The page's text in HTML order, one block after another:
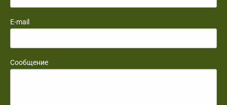
E-mail
Сообщение